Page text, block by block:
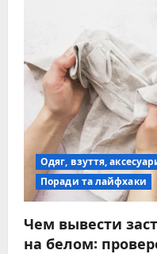
Одяг, взуття,
Поради та лайфхаки
Чем вывести
на белом: